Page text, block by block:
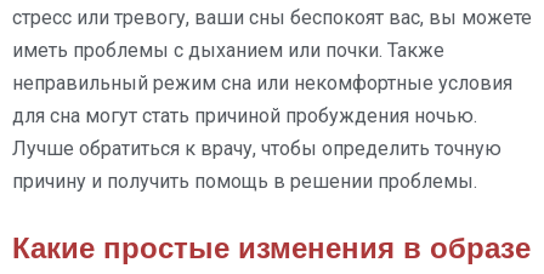
стресс или тревогу, ваши сны беспокоят вас, вы можете
иметь проблемы с дыханием или почки. Также
неправильный режим сна или некомфортные условия
для сна могут стать причиной пробуждения ночью.
Лучше обратиться к врачу, чтобы определить точную
причину и получить помощь в решении проблемы.
Какие простые изменения в образе